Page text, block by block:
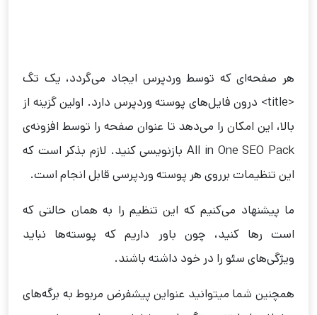
هر صفحه‌ای که توسط وردپرس ایجاد می‌گردد، یک تگ
<title> درون فایل‌های پوسته وردپرس دارد. اولین گزینه از
بالا، این امکان را می‌دهد تا عنوان صفحه را توسط افزونه‌ی
All in One SEO Pack بازنویسی کنید. لازم بذکر است که
این تنظیمات برروی هر پوسته وردپرسی قابل انجام است.
ما پیشنهاد می‌کنیم که این تنظیم را به همان حالتی که
است رها کنید، چون باور داریم که پوسته‌ها نباید
ویژگی‌های سئو را در خود داشته باشند.
همچنین شما میتوانید عنواین پیشفرض مربوط به برگه‌های